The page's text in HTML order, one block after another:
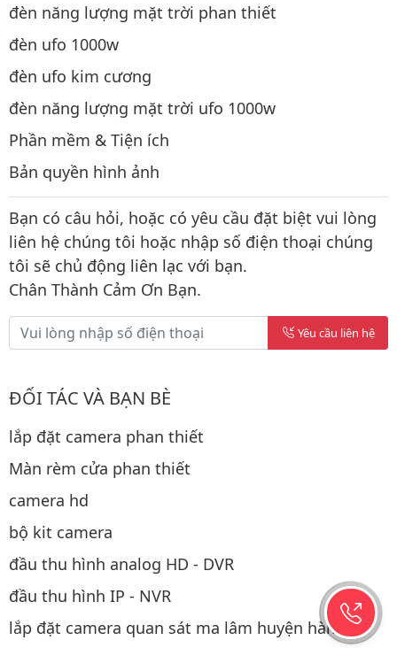
đèn năng lượng mặt trời phan thiết
đèn ufo 1000w
đèn ufo kim cương
đèn năng lượng mặt trời ufo 1000w
Phần mềm & Tiện ích
Bản quyền hình ảnh
Bạn có câu hỏi, hoặc có yêu cầu đặt biệt vui lòng
liên hệ chúng tôi hoặc nhập số điện thoại chúng
tôi sẽ chủ động liên lạc với bạn.
Chân Thành Cảm Ơn Bạn.
Yêu cầu liên hệ
ĐỐI TÁC VÀ BẠN BÈ
lắp đặt camera phan thiết
Màn rèm cửa phan thiết
camera hd
bộ kit camera
đầu thu hình analog HD - DVR
đầu thu hình IP - NVR
lắp đặt camera quan sát ma lâm huyện hàm